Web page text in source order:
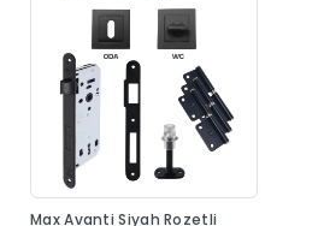
Max Avanti Siyah Rozetli